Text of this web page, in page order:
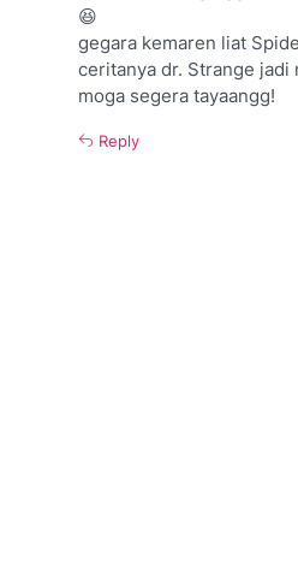
😆
gegara kemaren liat
ceritanya dr. Strange jadi
moga segera tayaangg!
Reply